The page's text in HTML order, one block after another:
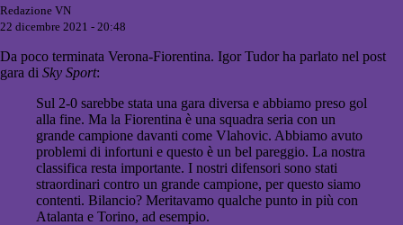
Redazione VN
22 dicembre 2021 - 20:48
Da poco terminata Verona-Fiorentina. Igor Tudor ha parlato nel post
gara di Sky Sport:
Sul 2-0 sarebbe stata una gara diversa e abbiamo preso gol
alla fine. Ma la Fiorentina è una squadra seria con un
grande campione davanti come Vlahovic. Abbiamo avuto
problemi di infortuni e questo è un bel pareggio. La nostra
classifica resta importante. I nostri difensori sono stati
straordinari contro un grande campione, per questo siamo
contenti. Bilancio? Meritavamo qualche punto in più con
Atalanta e Torino, ad esempio.